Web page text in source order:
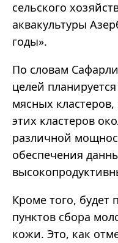
сельского
аквакультуры
годы».
По словам
целей
мясных
этих кластеров
различной
обеспечения
Кроме того, будет
пунктов сбора
кожи. Это, как